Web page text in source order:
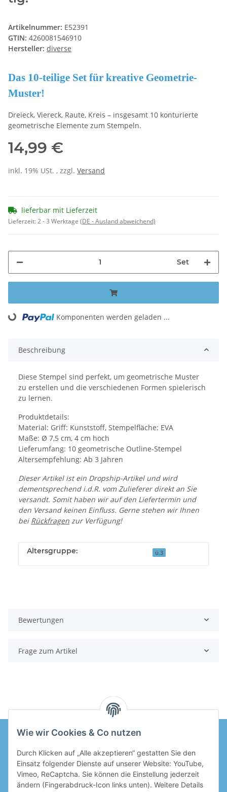
Artikelnummer: E52391
GTIN: 4260081546910
Hersteller: diverse
Das 10-teilige Set für kreative Geometrie-
Muster!
Dreieck, Viereck, Raute, Kreis – insgesamt 10 konturierte
geometrische Elemente zum Stempeln.
14,99 €
inkl. 19% USt. , zzgl. Versand
lieferbar mit Lieferzeit
Lieferzeit:2 - 3 Werktage (DE - Ausland abweichend)
Set
Loading... Komponenten werden geladen ...
Beschreibung
Diese Stempel sind perfekt, um geometrische Muster
zu erstellen und die verschiedenen Formen spielerisch
zu lernen.
Produktdetails:
Material: Griff: Kunststoff, Stempelfläche: EVA
Maße: Ø 7,5 cm, 4 cm hoch
Lieferumfang: 10 geometrische Outline-Stempel
Altersempfehlung: Ab 3 Jahren
Dieser Artikel ist ein Dropship-Artikel und wird
dementsprechend i.d.R. vom Zulieferer direkt an Sie
versandt. Somit haben wir auf den Liefertermin und
den Versand keinen Einfluss. Gerne stehen wir Ihnen
bei Rückfragen zur Verfügung!
Altersgruppe: ü.3
Bewertungen
Frage zum Artikel
Informationen
Gesetzliche Informationen
Wie wir Cookies & Co nutzen
Durch Klicken auf „Alle akzeptieren“ gestatten Sie den
Einsatz folgender Dienste auf unserer Website: YouTube,
Vimeo, ReCaptcha. Sie können die Einstellung jederzeit
ändern (Fingerabdruck-Icon links unten). Weitere Details